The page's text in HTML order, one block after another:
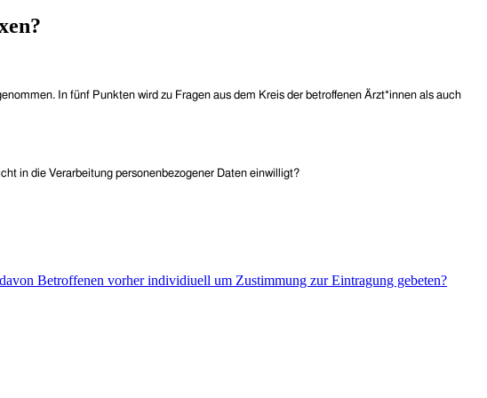
In fünf Punkten wird zu Fragen aus dem Kreis der betroffenen Ärzt*innen als auch
in die Verarbeitung personenbezogener Daten einwilligt?
Betroffenen vorher individiuell um Zustimmung zur Eintragung gebeten?